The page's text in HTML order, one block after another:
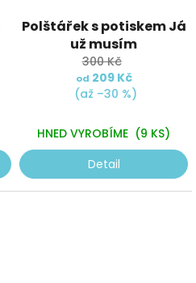
Polštářek s potiskem Já
už musím
300 Kč
od 209 Kč
(až –30 %)
HNED VYROBÍME (9 KS)
Detail